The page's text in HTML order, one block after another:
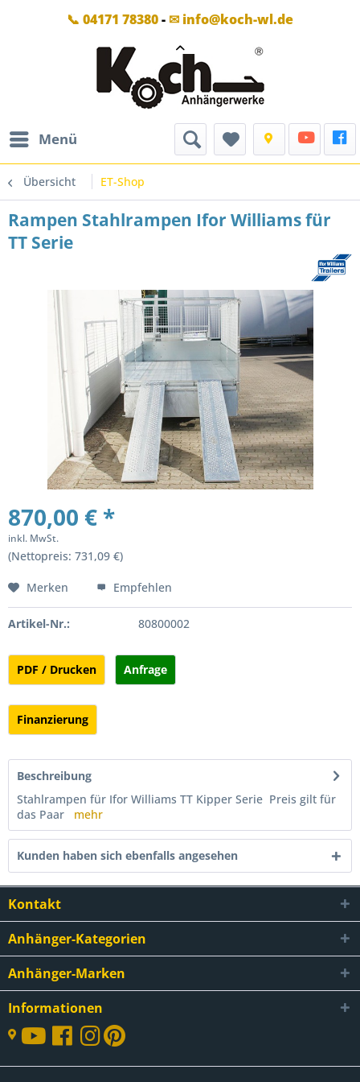
📞 04171 78380- ✉ info@koch-wl.de
Menü
Übersicht ET-Shop
Rampen Stahlrampen Ifor Williams für
TT Serie
870,00 € *
inkl. MwSt.
(Nettopreis: 731,09 €)
Merken Empfehlen
Artikel-Nr.: 80800002
PDF / Drucken Anfrage
Finanzierung
Beschreibung
Stahlrampen für Ifor Williams TT Kipper Serie Preis gilt für
das Paar mehr
Kunden haben sich ebenfalls angesehen
Kontakt
Anhänger-Kategorien
Anhänger-Marken
Informationen